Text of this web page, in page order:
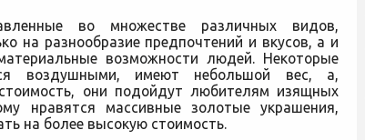
во множестве различных видов,
на разнообразие предпочтений и вкусов, а и
возможности людей. Некоторые
воздушными, имеют небольшой вес, а,
они подойдут любителям изящных
нравятся массивные золотые украшения,
на более высокую стоимость.